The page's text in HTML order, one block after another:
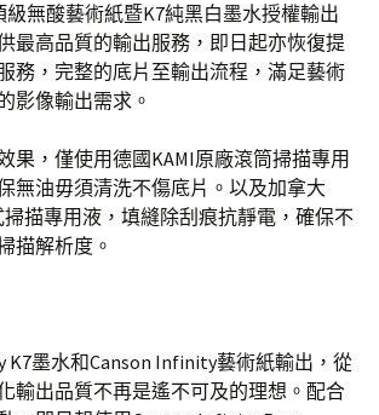
無酸藝術紙暨K7純黑白墨水授權輸出
最高品質的輸出服務，即日起亦恢復提
務，完整的底片至輸出流程，滿足藝術
影像輸出需求。
果，僅使用德國KAMI原廠滾筒掃描專用
無油毋須清洗不傷底片。以及加拿大
掃描專用液，填縫除刮痕抗靜電，確保不
描解析度。
K7墨水和Canson Infinity藝術紙輸出，從
輸出品質不再是遙不可及的理想。配合